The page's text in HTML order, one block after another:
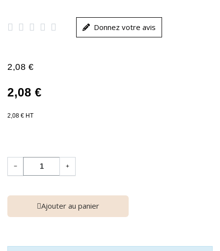
     Donnez votre avis
2,08 €
2,08 €
2,08 € HT
− +
Ajouter au panier